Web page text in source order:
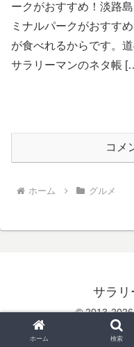
ークがおすすめ！淡路
ミナルパークがおすす
が食べれるからです。
サラリーマンのネタ帳
コメ
ホーム グルメ
サラリ
© 2013-2026
ホーム 検索